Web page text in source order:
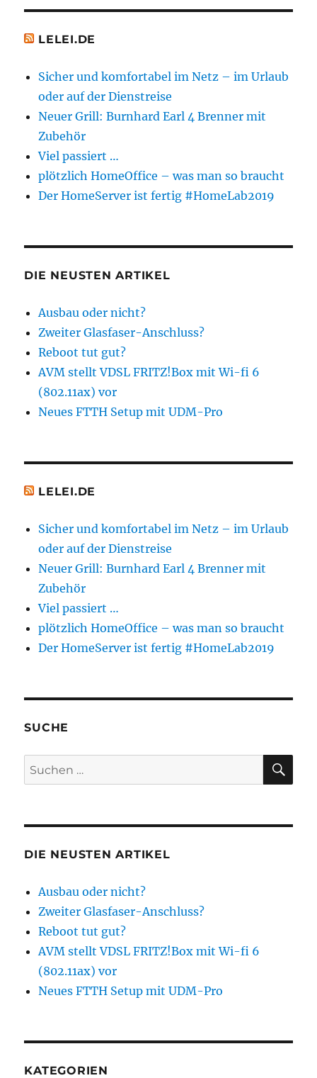
LELEI.DE
Sicher und komfortabel im Netz – im Urlaub
oder auf der Dienstreise
Neuer Grill: Burnhard Earl 4 Brenner mit
Zubehör
Viel passiert …
plötzlich HomeOffice – was man so braucht
Der HomeServer ist fertig #HomeLab2019
DIE NEUSTEN ARTIKEL
Ausbau oder nicht?
Zweiter Glasfaser-Anschluss?
Reboot tut gut?
AVM stellt VDSL FRITZ!Box mit Wi-fi 6
(802.11ax) vor
Neues FTTH Setup mit UDM-Pro
LELEI.DE
Sicher und komfortabel im Netz – im Urlaub
oder auf der Dienstreise
Neuer Grill: Burnhard Earl 4 Brenner mit
Zubehör
Viel passiert …
plötzlich HomeOffice – was man so braucht
Der HomeServer ist fertig #HomeLab2019
SUCHE
Suchen
nach:
DIE NEUSTEN ARTIKEL
Ausbau oder nicht?
Zweiter Glasfaser-Anschluss?
Reboot tut gut?
AVM stellt VDSL FRITZ!Box mit Wi-fi 6
(802.11ax) vor
Neues FTTH Setup mit UDM-Pro
KATEGORIEN